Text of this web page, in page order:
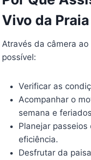
Vivo da Praia
Através da câmera
possível:
Verificar as
Acompanhar o
semana e
Planejar
eficiência.
Desfrutar da